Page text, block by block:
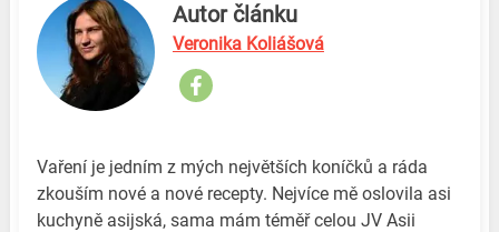
Autor článku
Veronika Koliášová
Vaření je jedním z mých největších koníčků a ráda
zkouším nové a nové recepty. Nejvíce mě oslovila asi
kuchyně asijská, sama mám téměř celou JV Asii